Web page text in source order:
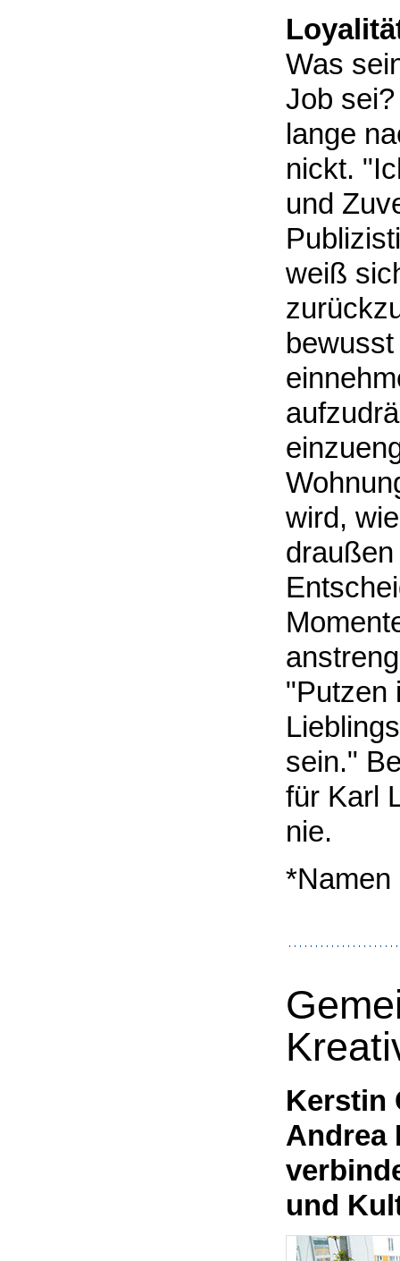
Was
Job
lange
nickt.
und
weiß
wird,
"Putzen
sein."
für Karl
nie.
*Namen
Kerstin
Andrea
und